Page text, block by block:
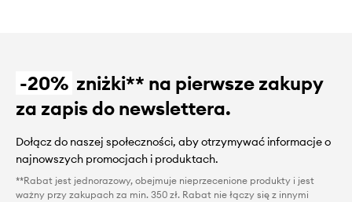
-20% zniżki** na pierwsze zakupy
za zapis do newslettera.
Dołącz do naszej społeczności, aby otrzymywać informacje o
najnowszych promocjach i produktach.
**Rabat jest jednorazowy, obejmuje nieprzecenione produkty i jest
ważny przy zakupach za min. 350 zł. Rabat nie łączy się z innymi